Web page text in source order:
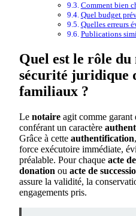
Comment bien
Quel budget
Quelles erreurs
Publications
Quel est le rôle
sécurité juridique
familiaux ?
Le notaire agit comme garant
conférant un caractère
Grâce à cette authentification
force exécutoire immédiate,
préalable. Pour chaque acte
donation ou acte de
assure la validité, la
engagements pris.